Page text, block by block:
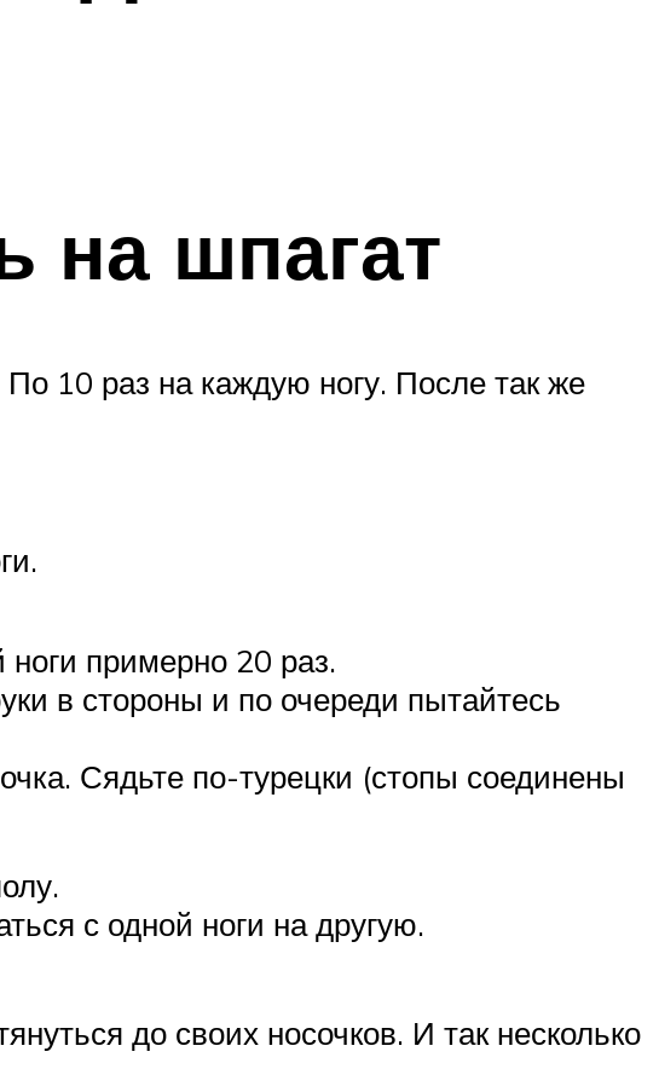
на шпагат
10 раз на каждую ногу. После так же
примерно 20 раз.
в стороны и по очереди пытайтесь
Сядьте по-турецки (стопы соединены
с одной ноги на другую.
до своих носочков. И так несколько